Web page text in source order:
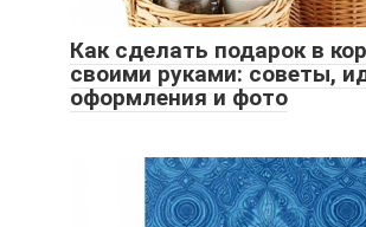
Как сделать подарок в
своими руками: советы,
оформления и фото